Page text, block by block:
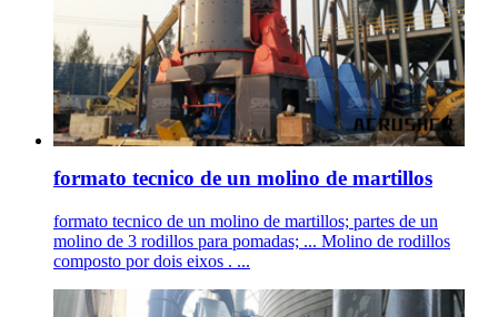
formato tecnico de un molino de martillos
formato tecnico de un molino de martillos; partes de un
molino de 3 rodillos para pomadas; ... Molino de rodillos
composto por dois eixos . ...